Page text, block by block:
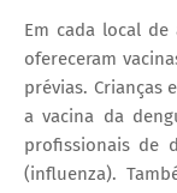
Em cada local de
ofereceram
prévias. Crianças
a vacina da
profissionais de
(influenza).